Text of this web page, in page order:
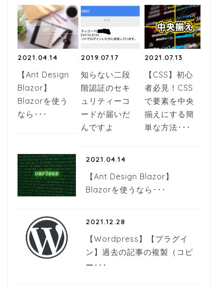
o
k
2021.04.14
【Ant Design
Blazor】
Blazorを使う
なら･･･
2019.07.17
知らない二段
階認証のセキ
ュリティーコ
ードが届いだ
んですよ
2021.07.13
【CSS】初心
者必見！CSS
で要素を中央
揃えにする簡
単な方法･･･
2021.04.14
【Ant Design Blazor】
Blazorを使うなら･･･
2021.12.28
【Wordpress】【プラグイ
ン】過去の記事の複製（コピ
ー･･･